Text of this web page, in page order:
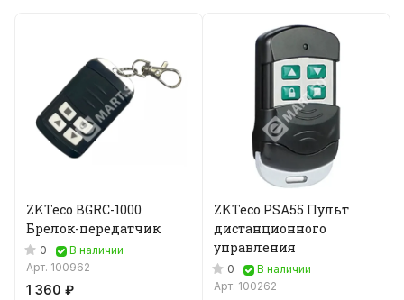
ZKTeco BGRC-1000
Брелок-передатчик
0
В наличии
Арт. 100962
1 360 ₽
ZKTeco PSA55 Пульт
дистанционного
управления
0
В наличии
Арт. 100262